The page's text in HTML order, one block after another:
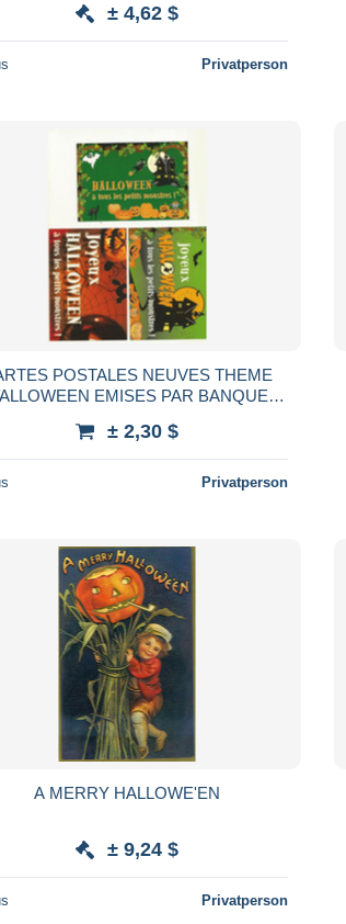
± 4,62 $
Privatperson
POSTALES NEUVES THEME
EMISES PAR BANQUE
± 2,30 $
Privatperson
A MERRY HALLOWE'EN
± 9,24 $
Privatperson